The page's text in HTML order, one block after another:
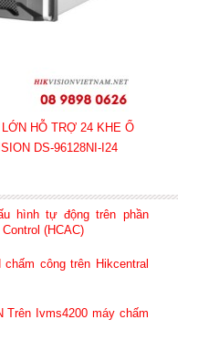
HỖ TRỢ 24 KHE Ổ
DS-96128NI-I24
hình tự động trên phần
(HCAC)
công trên Hikcentral
Trên Ivms4200 máy chấm